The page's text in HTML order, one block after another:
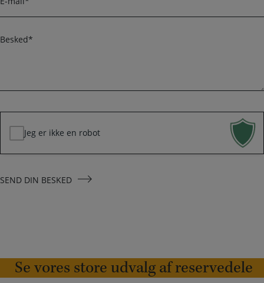
f
o
-
m
ie
*
Jeg er ikke en robot
SEND DIN BESKED
Se vores store udvalg af reservedele